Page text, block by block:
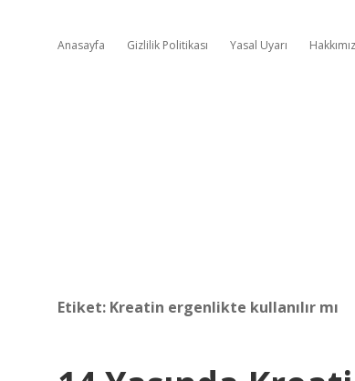
Anasayfa Gizlilik Politikası Yasal Uyarı
Etiket: Kreatin ergenlikte kullanılır mı